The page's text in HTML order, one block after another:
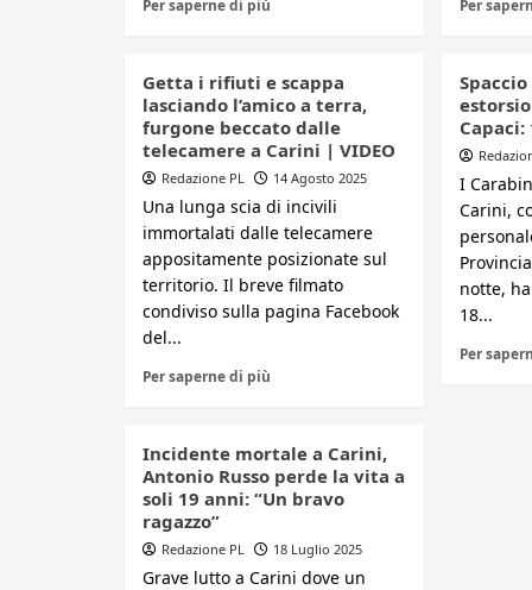
Per saperne di più Per
Getta i rifiuti e scappa
lasciando l’amico a terra,
furgone beccato dalle
telecamere a Carini | VIDEO
Redazione PL 14 Agosto 2025
Una lunga scia di incivili
immortalati dalle telecamere
appositamente posizionate sul
territorio. Il breve filmato
condiviso sulla pagina Facebook
del...
Per saperne di più
Capaci:
I
Carini,
notte,
18...
Per
Incidente mortale a Carini,
Antonio Russo perde la vita a
soli 19 anni: “Un bravo
ragazzo”
Redazione PL 18 Luglio 2025
Grave lutto a Carini dove un